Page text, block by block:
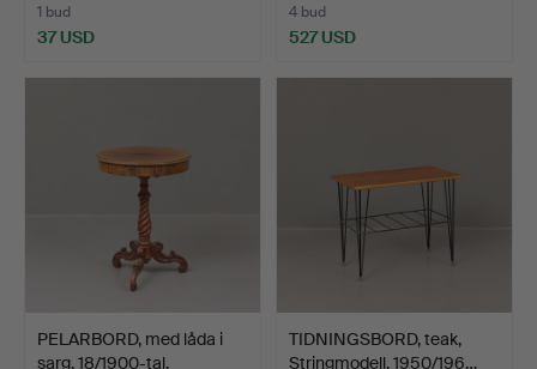
1 bud
37 USD
4 bud
527 USD
PELARBORD, med låda i
sarg, 18/1900-tal.
TIDNINGSBORD, teak,
Stringmodell, 1950/196…